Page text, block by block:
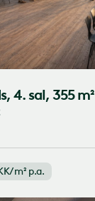
, 4. sal, 355 m²
m² p.a.